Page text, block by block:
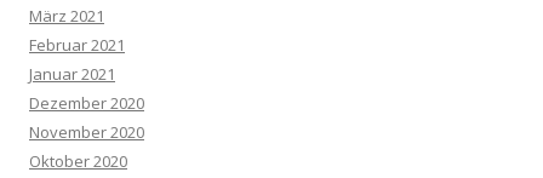
März 2021
Februar 2021
Januar 2021
Dezember 2020
November 2020
Oktober 2020